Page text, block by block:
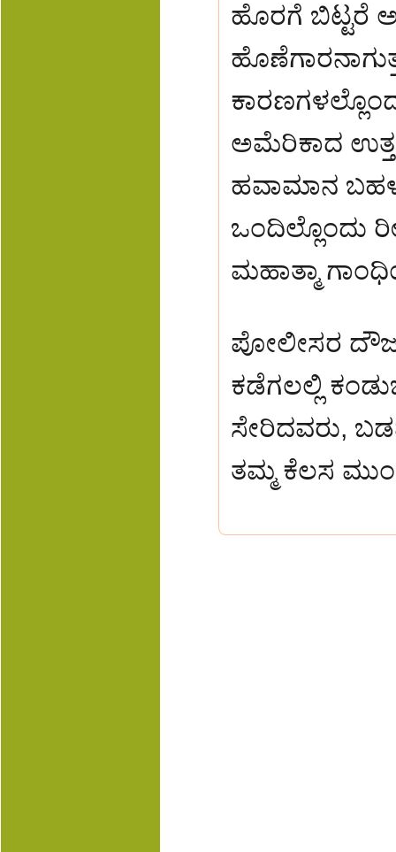
ಹೊರಗೆ ಬಿಟ್ಟರೆ
ಅಮೆರಿಕಾದ
ಹವಾಮಾನ ಬಹಳ
ಒಂದಿಲ್ಲೊಂದು
ಮಹಾತ್ಮಾ
ಪೋಲೀಸರ
ಕಡೆಗಲಲ್ಲಿ
ಸೇರಿದವರು,
ತಮ್ಮ ಕೆಲಸ